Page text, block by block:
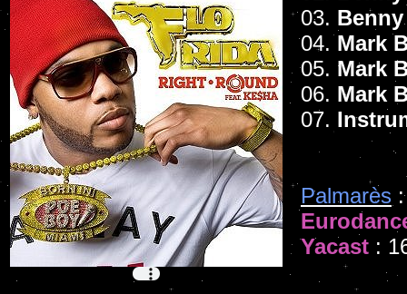
03.
04.Mark
05. Mark
06. Mark
07.
Palmarès :
Yacast :